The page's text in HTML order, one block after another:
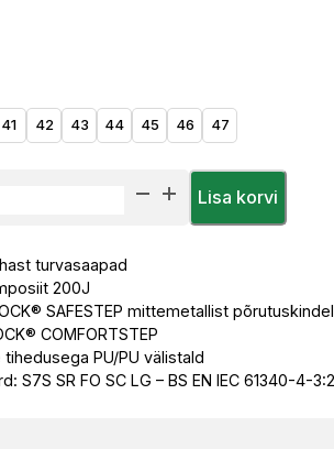
41 42 43 44 45 46 47
Lisa korvi
turvasaapad
200J
SAFESTEP mittemetallist
COMFORTSTEP
PU/PU välistald
S7S SR FO SC LG – BS EN IEC 61340-4-